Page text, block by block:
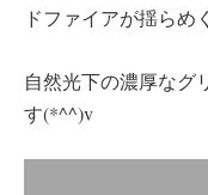
ドファイアが揺らめ
自然光下の濃厚なグ
す(*^^)v